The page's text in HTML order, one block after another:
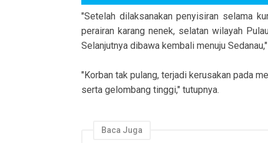
"Setelah dilaksanakan penyisiran selama
perairan karang nenek, selatan wilayah
Selanjutnya dibawa kembali menuju
"Korban tak pulang, terjadi kerusakan pada
serta gelombang tinggi," tutupnya.
Baca Juga